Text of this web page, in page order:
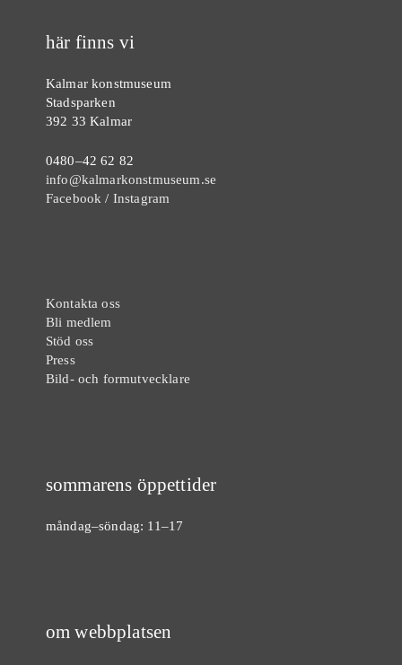
här finns vi
Kalmar konstmuseum
Stadsparken
392 33 Kalmar
0480–42 62 82
info@kalmarkonstmuseum.se
Facebook / Instagram
Kontakta oss
Bli medlem
Stöd oss
Press
Bild- och formutvecklare
sommarens öppettider
måndag–söndag: 11–17
om webbplatsen